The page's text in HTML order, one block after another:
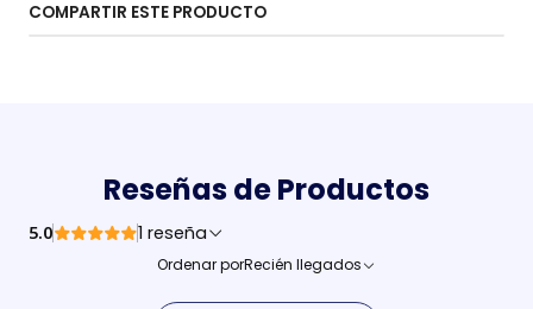
COMPARTIR ESTE PRODUCTO
Reseñas de Productos
5.0 1 reseña
Ordenar porRecién llegados